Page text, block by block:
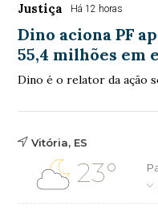
Justiça Há 12 horas
Dino aciona PF
55,4 milhões em
Dino é o relator da ação
Vitória, ES
23°